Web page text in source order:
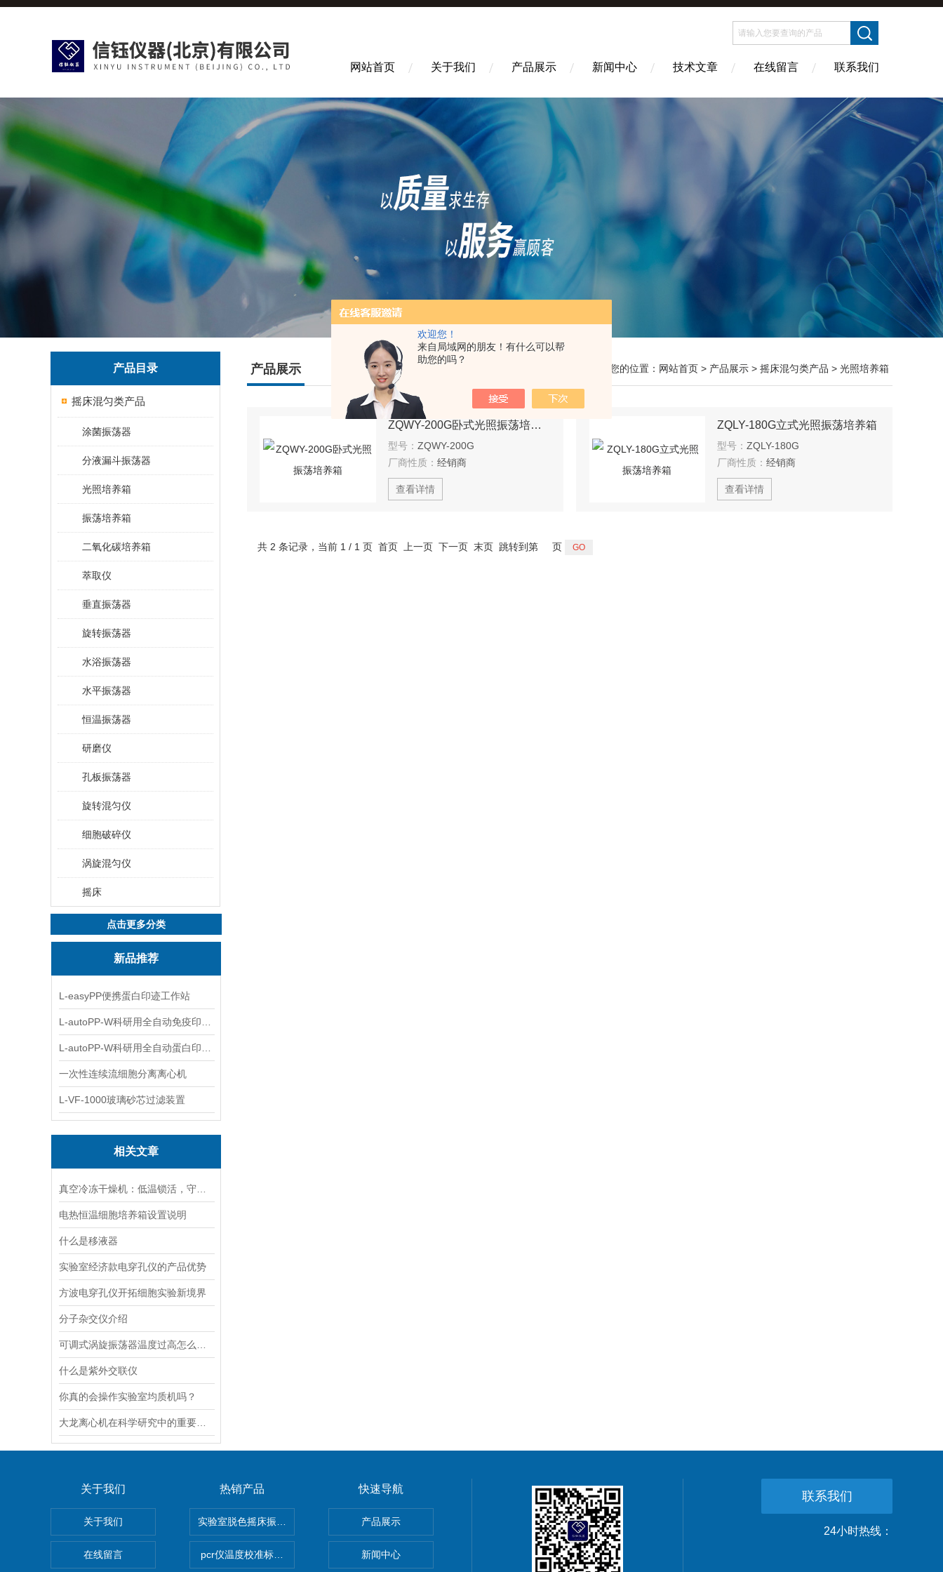
欢迎您！
来自局域网的朋友！有什么可以帮
助您的吗？
网站首页 关于我们 产品展示 新闻中心 技术文章 在线留言 联系我们
产品目录
摇床混匀类产品
涂菌振荡器
分液漏斗振荡器
光照培养箱
振荡培养箱
二氧化碳培养箱
萃取仪
垂直振荡器
旋转振荡器
水浴振荡器
水平振荡器
恒温振荡器
研磨仪
孔板振荡器
旋转混匀仪
细胞破碎仪
涡旋混匀仪
摇床
点击更多分类
新品推荐
L-easyPP便携蛋白印迹工作站
一次性连续流细胞分离离心机
L-VF-1000玻璃砂芯过滤装置
相关文章
电热恒温细胞培养箱设置说明
什么是移液器
实验室经济款电穿孔仪的产品优势
方波电穿孔仪开拓细胞实验新境界
分子杂交仪介绍
什么是紫外交联仪
你真的会操作实验室均质机吗？
产品展示 您的位置： 网站首页 > 产品展示 > 摇床混匀类产品 > 光照培养箱
ZQWY-200G卧式光照振荡培养箱
型号： ZQWY-200G
厂商性质： 经销商
查看详情
ZQLY-180G立式光照振荡培养箱
型号： ZQLY-180G
厂商性质： 经销商
查看详情
共 2 条记录，当前 1 / 1 页 首页 上一页 下一页 末页 跳转到第 页
关于我们
关于我们
在线留言
热销产品
实验室脱色摇床振荡器
pcr仪温度校准标定设备
快速导航
产品展示
新闻中心
联系我们
24小时热线：